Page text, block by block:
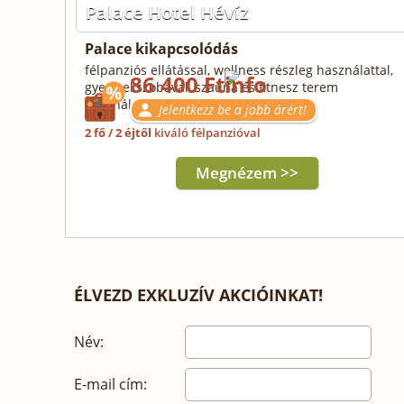
Palace Hotel Hévíz
Palace kikapcsolódás
félpanziós ellátással, wellness részleg használattal,
gyermekszobával, szauna és fitnesz terem
használattal
86 400 Ft
Jelentkezz be a jobb árért!
2 fő / 2 éjtől kiváló félpanzióval
Megnézem >>
ÉLVEZD EXKLUZÍV AKCIÓINKAT!
Név:
E-mail cím: